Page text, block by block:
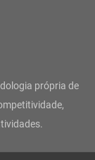
b
e
a
p
própria de